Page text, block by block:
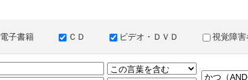
電子書籍 ＣＤ ビデオ・ＤＶＤ 視覚障